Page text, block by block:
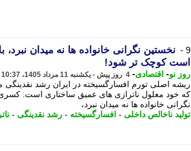
9 -
نخستین نگرانی خانواده ها نه میدان
است کوچک تر شود!
روز نو- اقتصادی- 4 روز پیش - یکشنبه 11 مرداد 1405، 10:37
ریشه اصلی تورم افسارگسیخته در ایران رشد نقدینگی
که خود معلول ناترازی های عمیق ساختاری است.
نگرانی خانواده ها نه میدان نبرد،
تولید ناخالص داخلی - افسارگسیخته - رشد نقدینگی -